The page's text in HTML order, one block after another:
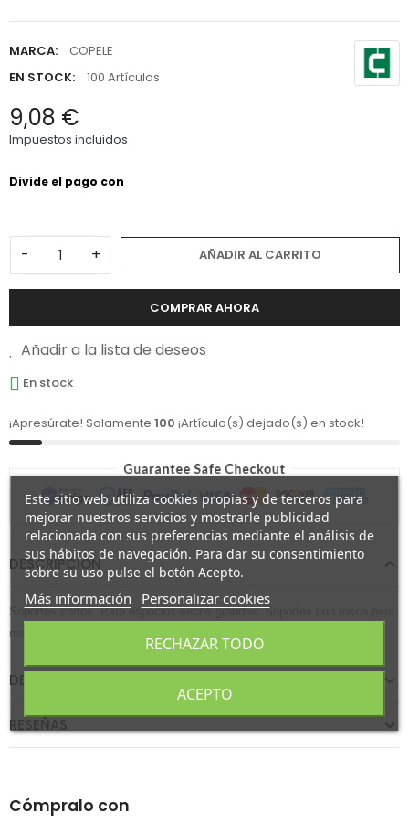
MARCA:
COPELE
EN STOCK:
100 Artículos
9,08 €
Impuestos incluidos
- + AÑADIR AL CARRITO
COMPRAR AHORA
Añadir a la lista de deseos
En stock
¡Apresúrate! Solamente 100 ¡Artículo(s) dejado(s) en stock!
DESCRIPCIÓN
Soportes cortos. Para espacios secos grandes. Soportes con rosca para
madera.
DETALLES DEL PRODUCTO
RESEÑAS
Cómpralo con
Este sitio web utiliza cookies propias y de terceros para
mejorar nuestros servicios y mostrarle publicidad
relacionada con sus preferencias mediante el análisis de
sus hábitos de navegación. Para dar su consentimiento
sobre su uso pulse el botón Acepto.
Más información Personalizar cookies
RECHAZAR TODO
ACEPTO